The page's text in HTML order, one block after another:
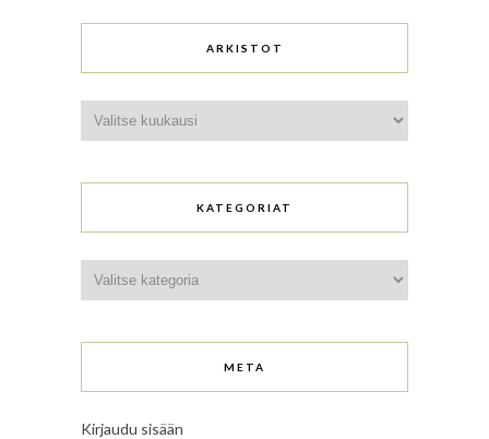
ARKISTOT
KATEGORIAT
META
Kirjaudu sisään